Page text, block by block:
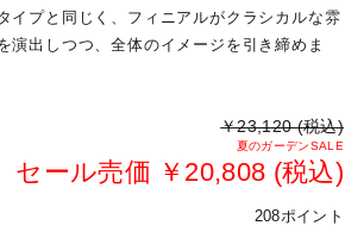
イプと同じく、フィニアルがクラシカルな雰
演出しつつ、全体のイメージを引き締めま
￥23,120 (税込)
夏のガーデンSALE
セール売価 ￥20,808 (税込)
208ポイント